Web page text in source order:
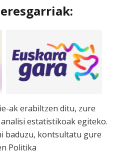
ak erabiltzen ditu, zure
estatistikoak egiteko.
baduzu, kontsultatu gure
Politika